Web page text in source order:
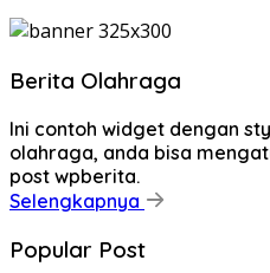
Berita Olahraga
Ini contoh widget dengan
olahraga, anda bisa
post wpberita.
Selengkapnya
Popular Post